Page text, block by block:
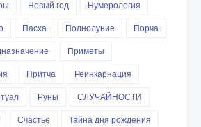
Новый год
Нумерология
Пасха Полнолуние
Порча
Приметы
Притча
Реинкарнация
Руны
СЛУЧАЙНОСТИ
Счастье
Тайна дня рождения